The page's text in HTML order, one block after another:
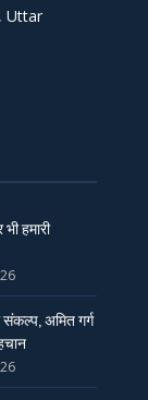
Uttar
हमारी
अमित गर्ग